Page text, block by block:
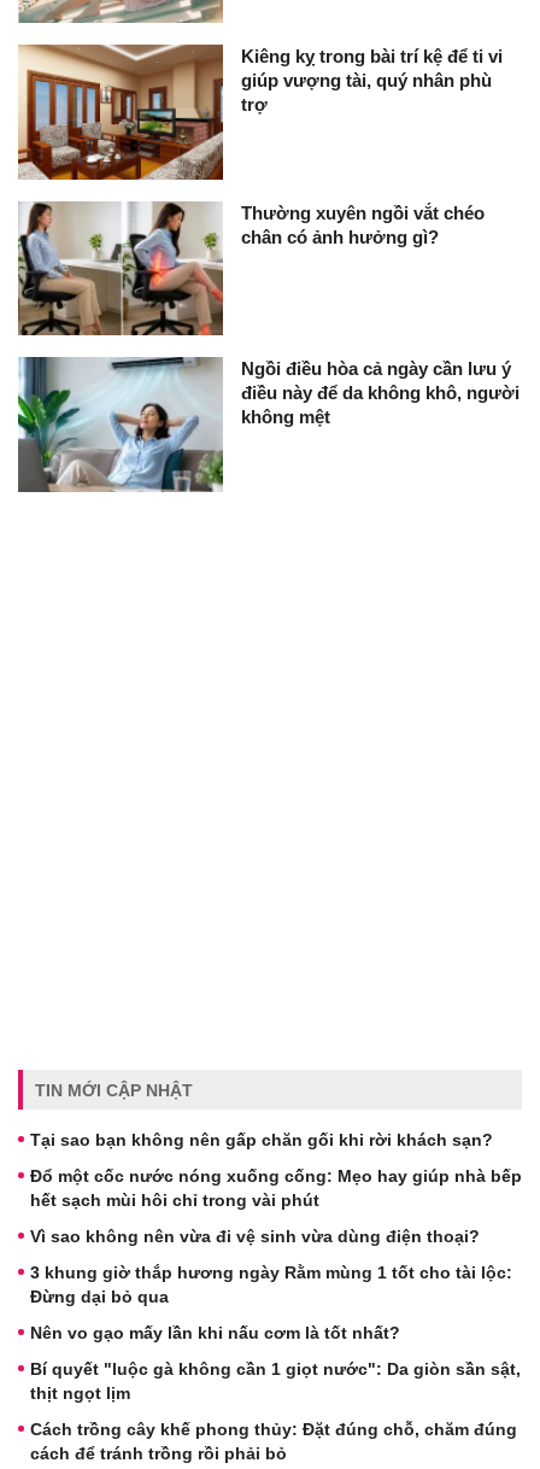
Kiêng kỵ trong bài trí kệ để ti vi
giúp vượng tài, quý nhân phù
trợ
Thường xuyên ngồi vắt chéo
chân có ảnh hưởng gì?
Ngồi điều hòa cả ngày cần lưu ý
điều này để da không khô, người
không mệt
TIN MỚI CẬP NHẬT
Tại sao bạn không nên gấp chăn gối khi rời khách sạn?
Đổ một cốc nước nóng xuống cống: Mẹo hay giúp nhà bếp
hết sạch mùi hôi chỉ trong vài phút
Vì sao không nên vừa đi vệ sinh vừa dùng điện thoại?
3 khung giờ thắp hương ngày Rằm mùng 1 tốt cho tài lộc:
Đừng dại bỏ qua
Nên vo gạo mấy lần khi nấu cơm là tốt nhất?
Bí quyết "luộc gà không cần 1 giọt nước": Da giòn sần sật,
thịt ngọt lịm
Cách trồng cây khế phong thủy: Đặt đúng chỗ, chăm đúng
cách để tránh trồng rồi phải bỏ